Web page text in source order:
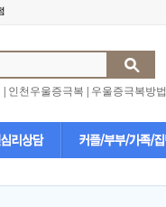
인천우울증극복 우울증극복방법